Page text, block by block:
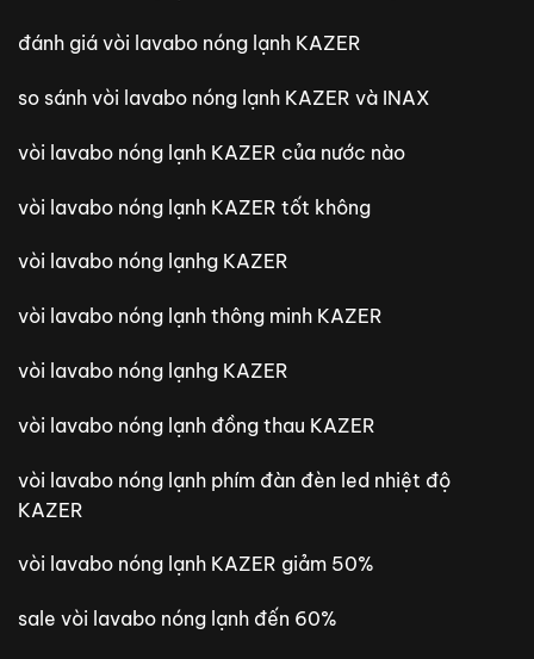
đánh giá vòi lavabo nóng lạnh KAZER
so sánh vòi lavabo nóng lạnh KAZER và INAX
vòi lavabo nóng lạnh KAZER của nước nào
vòi lavabo nóng lạnh KAZER tốt không
vòi lavabo nóng lạnhg KAZER
vòi lavabo nóng lạnh thông minh KAZER
vòi lavabo nóng lạnhg KAZER
vòi lavabo nóng lạnh đồng thau KAZER
vòi lavabo nóng lạnh phím đàn đèn led nhiệt độ
KAZER
vòi lavabo nóng lạnh KAZER giảm 50%
sale vòi lavabo nóng lạnh đến 60%